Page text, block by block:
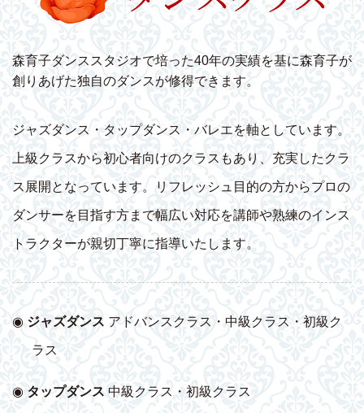
森育子ダンススタジオで培った40年の実績を基に森育子が
創りあげた独自のダンスが修得できます。
ジャズダンス・タップダンス・バレエを軸としています。
上級クラスから初心者向けのクラスもあり、充実したクラ
ス展開となっています。リフレッシュ目的の方からプロの
ダンサーを目指す方まで幅広い対応を講師や熟練のインス
トラクターが親切丁寧に指導いたします。
◉ジャズダンス アドバンスクラス・中級クラス・初級ク
ラス
◉タップダンス 中級クラス・初級クラス